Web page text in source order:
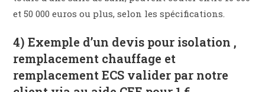
et 50 000 euros ou plus, selon les spécifications.
4) Exemple d’un devis pour isolation ,
remplacement chauffage et
remplacement ECS valider par notre